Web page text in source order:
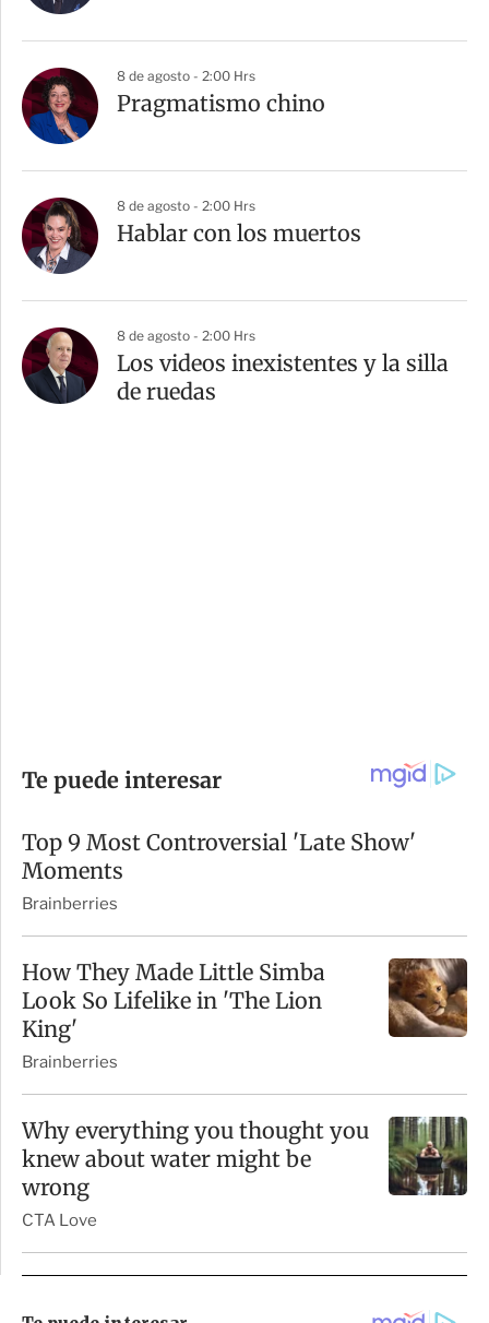
8 de agosto - 2:00 Hrs
Pragmatismo chino
8 de agosto - 2:00 Hrs
Hablar con los muertos
8 de agosto - 2:00 Hrs
Los videos inexistentes y la silla
de ruedas